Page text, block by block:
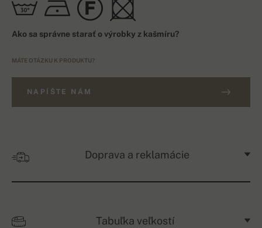
Ako sa správne starať o výrobky z kašmíru?
MÁTE OTÁZKU K PRODUKTU?
NAPÍŠTE NÁM
Doprava a reklamácie
Tabuľka veľkostí